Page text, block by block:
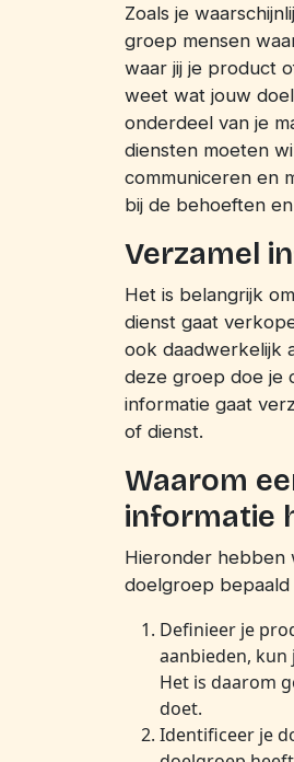
Zoals je
groep mensen
waar jij je product
weet wat jouw
onderdeel van je
diensten moeten
communiceren en
bij de behoeften
Verzamel
Het is belangrijk
dienst gaat
ook daadwerkelijk
deze groep doe je
informatie gaat
of dienst.
Waarom
informatie
Hieronder hebben
doelgroep bepaald
Definieer je
aanbieden,
Het is daarom
doet.
Identificeer je